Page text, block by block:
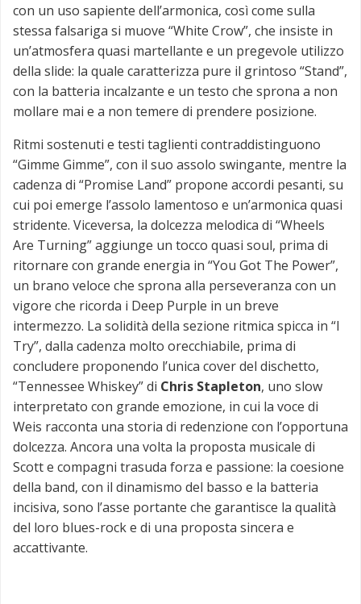
con un uso sapiente dell’armonica, così come sulla
stessa falsariga si muove “White Crow”, che insiste in
un’atmosfera quasi martellante e un pregevole utilizzo
della slide: la quale caratterizza pure il grintoso “Stand”,
con la batteria incalzante e un testo che sprona a non
mollare mai e a non temere di prendere posizione.
Ritmi sostenuti e testi taglienti contraddistinguono
“Gimme Gimme”, con il suo assolo swingante, mentre la
cadenza di “Promise Land” propone accordi pesanti, su
cui poi emerge l’assolo lamentoso e un’armonica quasi
stridente. Viceversa, la dolcezza melodica di “Wheels
Are Turning” aggiunge un tocco quasi soul, prima di
ritornare con grande energia in “You Got The Power”,
un brano veloce che sprona alla perseveranza con un
vigore che ricorda i Deep Purple in un breve
intermezzo. La solidità della sezione ritmica spicca in “I
Try”, dalla cadenza molto orecchiabile, prima di
concludere proponendo l’unica cover del dischetto,
“Tennessee Whiskey” di Chris Stapleton, uno slow
interpretato con grande emozione, in cui la voce di
Weis racconta una storia di redenzione con l’opportuna
dolcezza. Ancora una volta la proposta musicale di
Scott e compagni trasuda forza e passione: la coesione
della band, con il dinamismo del basso e la batteria
incisiva, sono l’asse portante che garantisce la qualità
del loro blues-rock e di una proposta sincera e
accattivante.